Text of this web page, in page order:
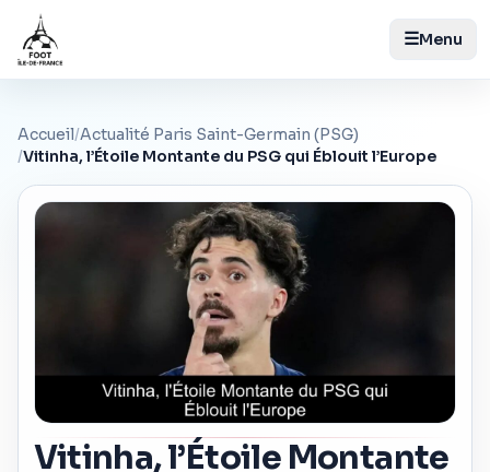
☰Menu
Accueil/Actualité Paris Saint-Germain (PSG)
/Vitinha, l’Étoile Montante du PSG qui Éblouit l’Europe
Vitinha, l’Étoile Montante